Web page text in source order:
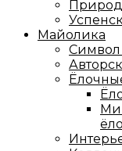
Майолика
Символ